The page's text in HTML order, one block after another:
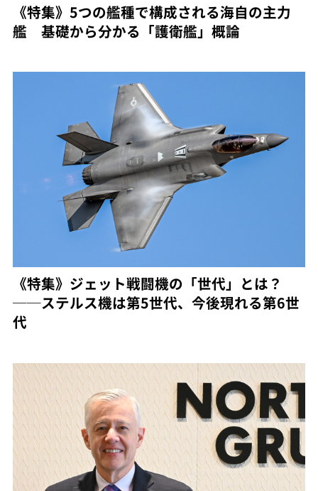
《特集》5つの艦種で構成される海自の主力
艦 基礎から分かる「護衛艦」概論
《特集》ジェット戦闘機の「世代」とは？
──ステルス機は第5世代、今後現れる第6世
代